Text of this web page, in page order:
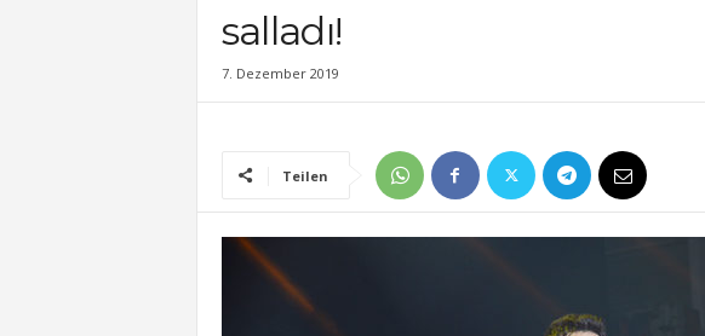
salladı!
7. Dezember 2019
Teilen